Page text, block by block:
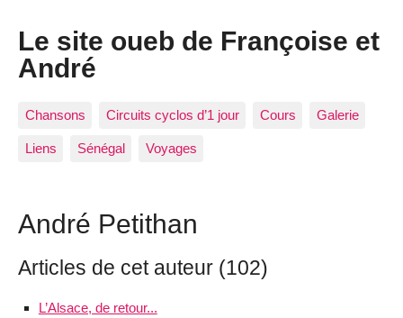
Le site oueb de Françoise et
André
Chansons Circuits cyclos d’1 jour Cours Galerie
Liens Sénégal Voyages
André Petithan
Articles de cet auteur (102)
L’Alsace, de retour...